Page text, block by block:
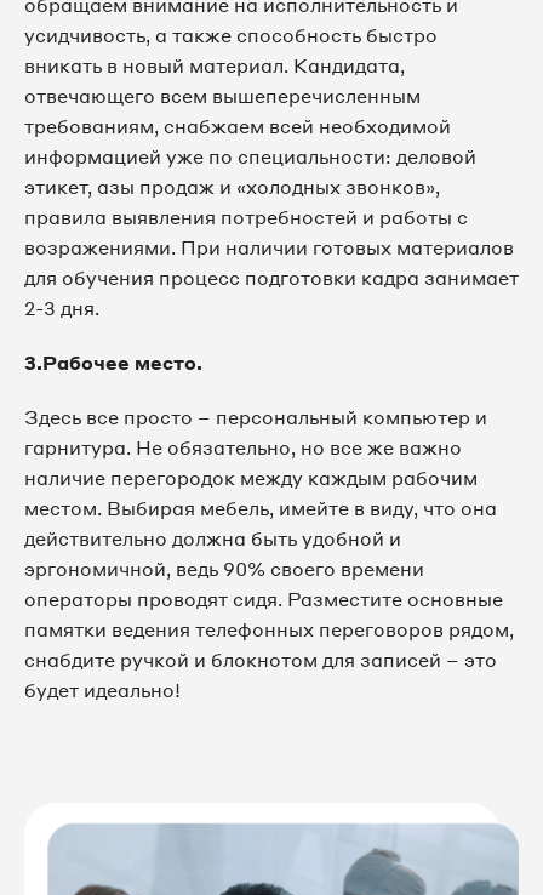
обращаем внимание на исполнительность и
усидчивость, а также способность быстро
вникать в новый материал. Кандидата,
отвечающего всем вышеперечисленным
требованиям, снабжаем всей необходимой
информацией уже по специальности: деловой
этикет, азы продаж и «холодных звонков»,
правила выявления потребностей и работы с
возражениями. При наличии готовых материалов
для обучения процесс подготовки кадра занимает
2-3 дня.
3.Рабочее место.
Здесь все просто – персональный компьютер и
гарнитура. Не обязательно, но все же важно
наличие перегородок между каждым рабочим
местом. Выбирая мебель, имейте в виду, что она
действительно должна быть удобной и
эргономичной, ведь 90% своего времени
операторы проводят сидя. Разместите основные
памятки ведения телефонных переговоров рядом,
снабдите ручкой и блокнотом для записей – это
будет идеально!